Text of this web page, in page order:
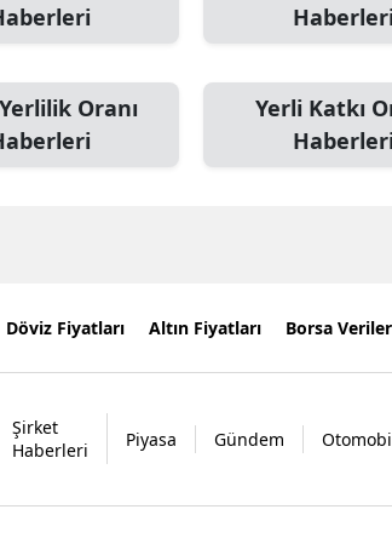
Haberleri
Oranı
Yerli Katkı
Haberleri
Döviz Fiyatları Altın Fiyatları Borsa
Şirket
Haberleri
Piyasa Gündem